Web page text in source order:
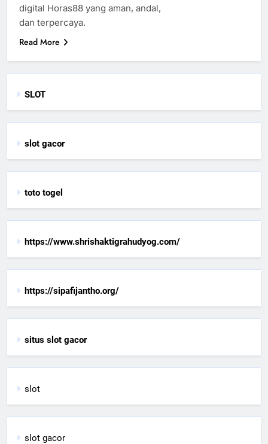
digital Horas88 yang aman, andal,
dan terpercaya.
Read More
SLOT
slot gacor
toto togel
https://www.shrishaktigrahudyog.com/
https://sipafijantho.org/
situs slot gacor
slot
slot gacor